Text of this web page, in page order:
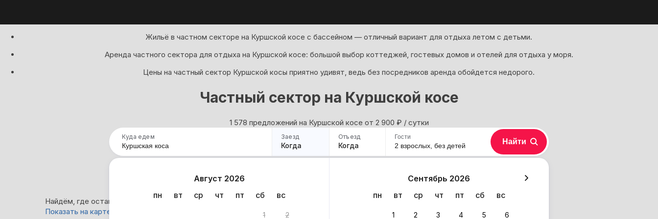
Жильё в частном секторе на Куршской косе с бассейном — отличный вариант для отдыха летом с детьми.
Аренда частного сектора для отдыха на Куршской косе: большой выбор коттеджей, гостевых домов и отелей для отдыха у моря.
Цены на частный сектор Куршской косы приятно удивят, ведь без посредников аренда обойдется недорого.
Частный сектор на Куршской косе
1 578 предложений на Куршской косе oт 2 900 ₽ / сутки
Куда едем Заезд
Когда
Отъезд
Когда
Август 2026
пн
вт ср чт пт сб вс
1 2
Сентябрь 2026
пн
вт ср чт пт сб вс
1 2 3 4 5 6
Гости
2 взрослых, без детей Найти
Найдём, где остановиться в Куршской косе: 1 578 вариантов
Показать на карте